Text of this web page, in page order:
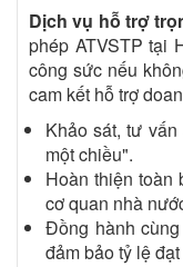
Dịch vụ hỗ trợ
phép ATVSTP tại
công sức nếu
cam kết hỗ trợ
Khảo sát, tư
một chiều".
Hoàn thiện toàn
cơ quan nhà
Đồng hành
đảm bảo tỷ lệ